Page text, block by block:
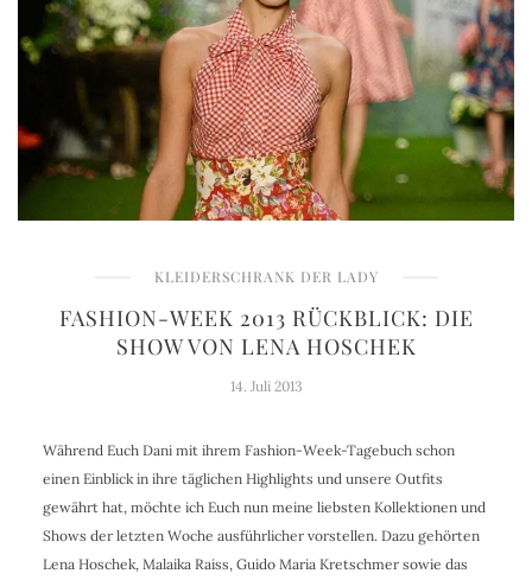
KLEIDERSCHRANK DER LADY
FASHION-WEEK 2013 RÜCKBLICK: DIE
SHOW VON LENA HOSCHEK
14. Juli 2013
Während Euch Dani mit ihrem Fashion-Week-Tagebuch schon
einen Einblick in ihre täglichen Highlights und unsere Outfits
gewährt hat, möchte ich Euch nun meine liebsten Kollektionen und
Shows der letzten Woche ausführlicher vorstellen. Dazu gehörten
Lena Hoschek, Malaika Raiss, Guido Maria Kretschmer sowie das